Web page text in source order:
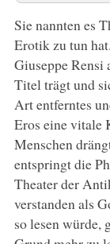
Sie nannten es
Erotik zu tun
Giuseppe Rensi
Titel trägt und
Art entferntes
Eros eine vitale
Menschen
entspringt die
Theater der
verstanden als
so lesen würde,